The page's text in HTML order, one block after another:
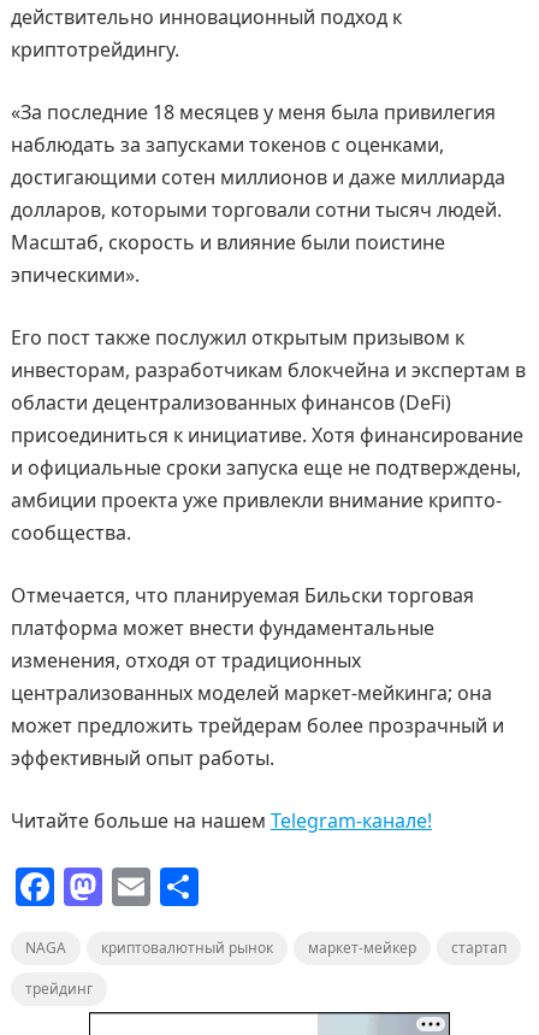
действительно инновационный подход к
криптотрейдингу.
«За последние 18 месяцев у меня была привилегия
наблюдать за запусками токенов с оценками,
достигающими сотен миллионов и даже миллиарда
долларов, которыми торговали сотни тысяч людей.
Масштаб, скорость и влияние были поистине
эпическими».
Его пост также послужил открытым призывом к
инвесторам, разработчикам блокчейна и экспертам в
области децентрализованных финансов (DeFi)
присоединиться к инициативе. Хотя финансирование
и официальные сроки запуска еще не подтверждены,
амбиции проекта уже привлекли внимание крипто-
сообщества.
Отмечается, что планируемая Бильски торговая
платформа может внести фундаментальные
изменения, отходя от традиционных
централизованных моделей маркет-мейкинга; она
может предложить трейдерам более прозрачный и
эффективный опыт работы.
Читайте больше на нашем Telegram-канале!
F
c
e
M
st
o
E
ai
l
О
п
р
NAGA криптовалютный рынок маркет-мейкер
стартап
трейдинг